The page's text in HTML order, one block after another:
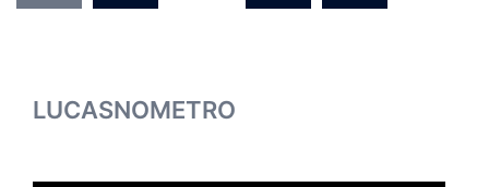
entradas
LUCASNOMETRO